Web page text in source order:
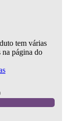
tem várias
na página do